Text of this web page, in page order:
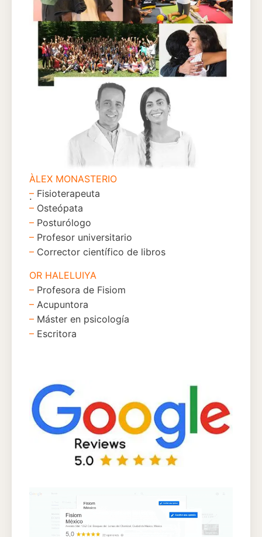
.
ÀLEX MONASTERIO
– Fisioterapeuta
– Osteópata
– Posturólogo
– Profesor universitario
– Corrector científico de libros
OR HALELUIYA
– Profesora de Fisiom
– Acupuntora
– Máster en psicología
– Escritora